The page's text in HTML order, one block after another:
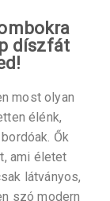
díszfát
most olyan
élénk,
Ők
ami életet
látványos,
szó modern